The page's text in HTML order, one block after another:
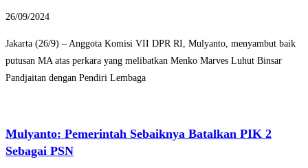
26/09/2024
Jakarta (26/9) – Anggota Komisi VII DPR RI, Mulyanto, menyambut baik
putusan MA atas perkara yang melibatkan Menko Marves Luhut Binsar
Pandjaitan dengan Pendiri Lembaga
Mulyanto: Pemerintah Sebaiknya Batalkan PIK 2
Sebagai PSN